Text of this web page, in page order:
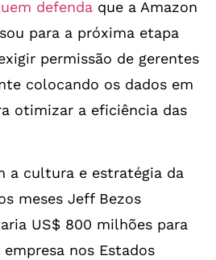
defenda que a Amazon
para a próxima etapa
permissão de gerentes
colocando os dados em
otimizar a eficiência das
a cultura e estratégia da
meses Jeff Bezos
US$ 800 milhões para
nos Estados